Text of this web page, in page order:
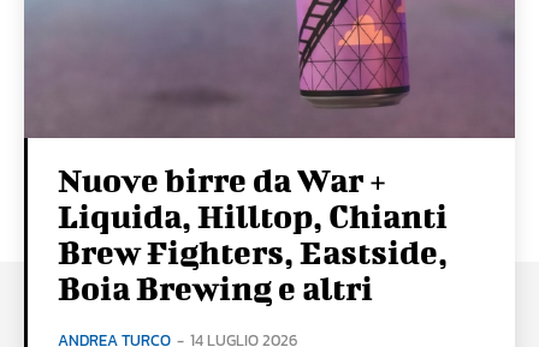
Nuove birre da War +
Liquida, Hilltop, Chianti
Brew Fighters, Eastside,
Boia Brewing e altri
ANDREA TURCO - 14 LUGLIO 2026